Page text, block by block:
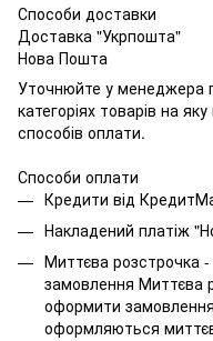
Способи доставки
Доставка "Укрпошта"
Нова Пошта
Уточнюйте у менеджера
категоріях товарів на
способів оплати.
Способи оплати
Кредити від
Накладений платіж
Миттєва розстрочка
замовлення Миттєва
оформити
оформляються